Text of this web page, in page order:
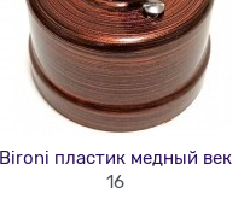
Bironi пластик медный век
16